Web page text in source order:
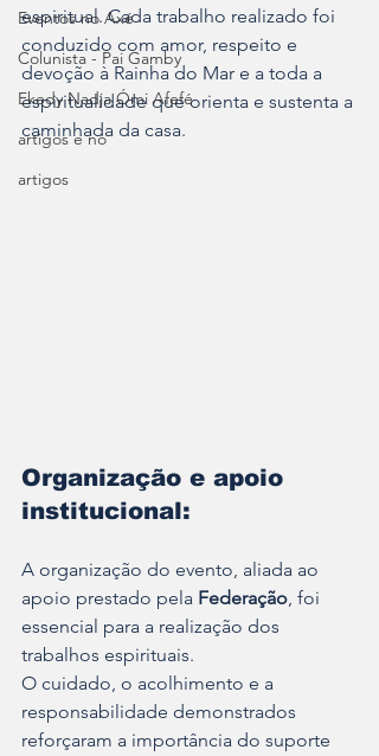
Eventos no Axé
Colunista - Pai Gamby
Ekedy Nadja Ómi Afefé
artigos e no
artigos
espiritual. Cada trabalho realizado foi
conduzido com amor, respeito e
devoção à Rainha do Mar e a toda a
espiritualidade que orienta e sustenta a
caminhada da casa.
Organização e apoio
institucional:
A organização do evento, aliada ao
apoio prestado pela Federação, foi
essencial para a realização dos
trabalhos espirituais.
O cuidado, o acolhimento e a
responsabilidade demonstrados
reforçaram a importância do suporte